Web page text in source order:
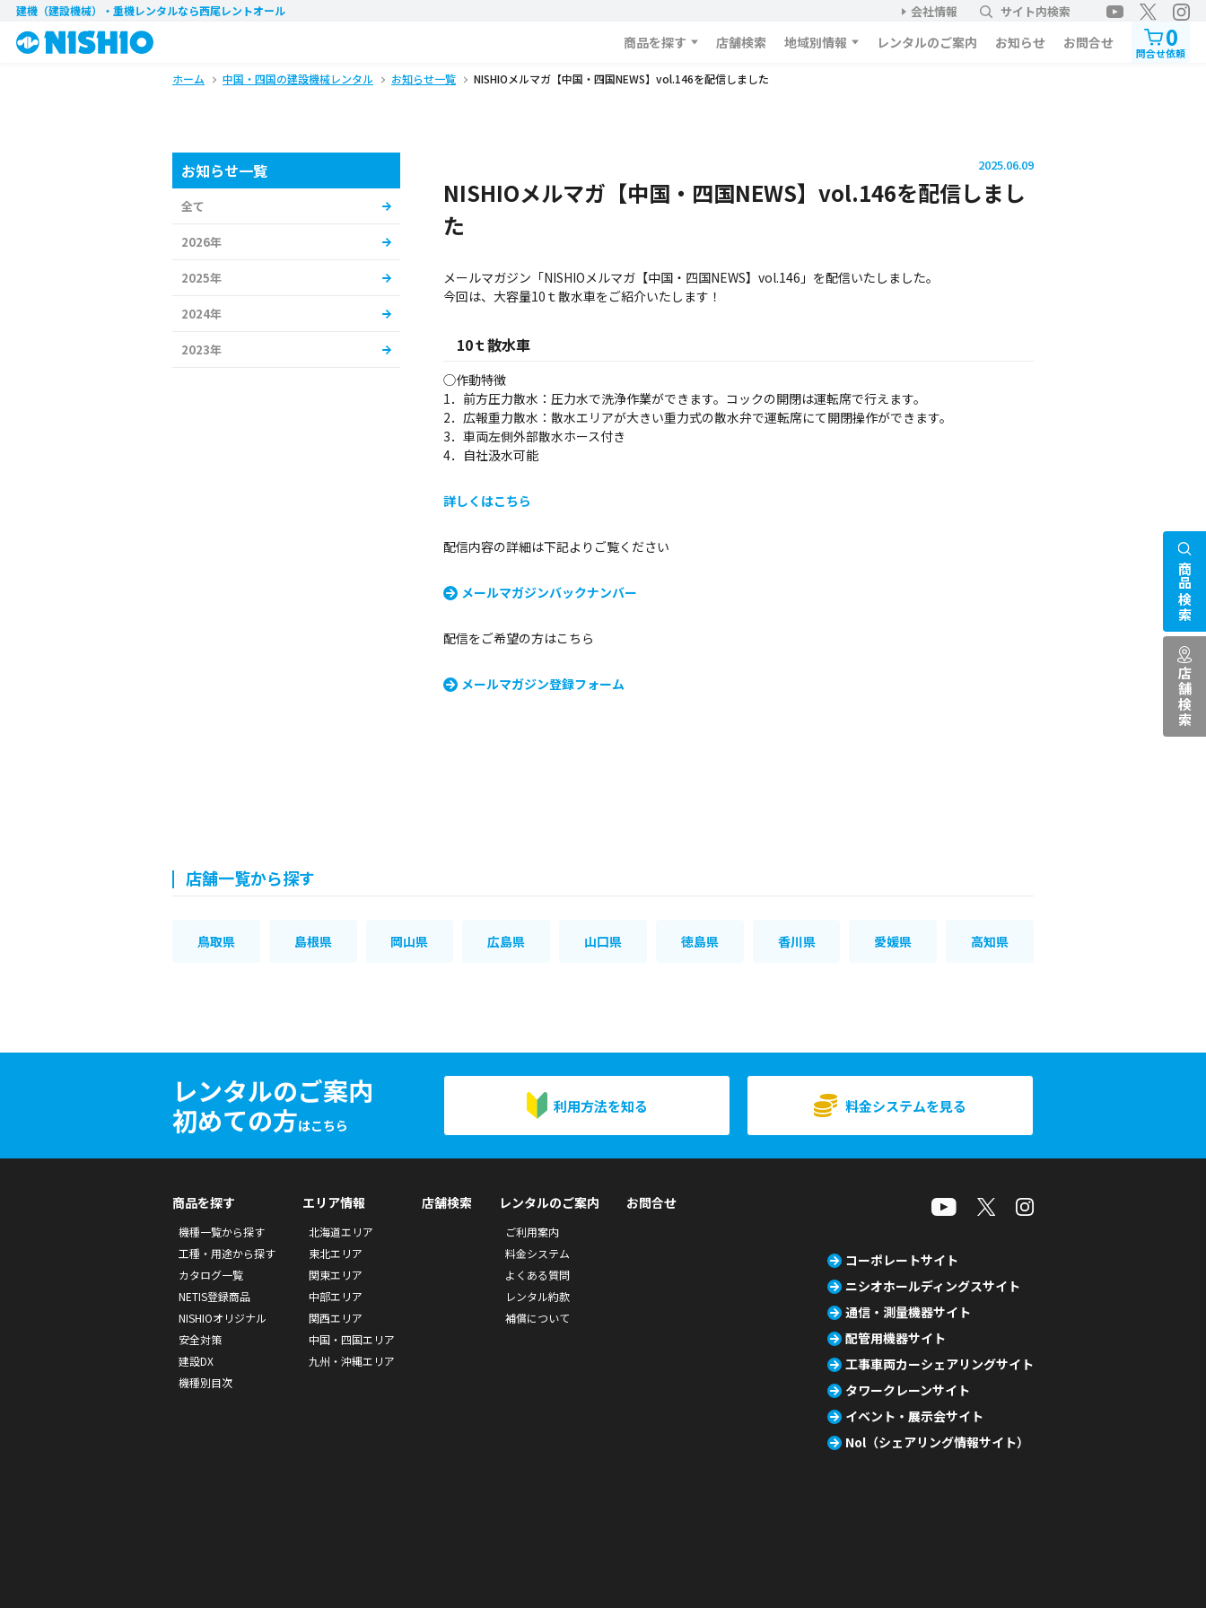
建機（建設機械）・重機レンタルなら西尾レントオール 会社情報 サイト内検索
商品を探す 店舗検索 地域別情報 レンタルのご案内 お知らせ お問合せ 0
問合せ依頼
ホーム 中国・四国の建設機械レンタル お知らせ一覧 NISHIOメルマガ【中国・四国NEWS】vol.146を配信しました
2025.06.09
NISHIOメルマガ【中国・四国NEWS】vol.146を配信しまし
た
メールマガジン「NISHIOメルマガ【中国・四国NEWS】vol.146」を配信いたしました。
今回は、大容量10ｔ散水車をご紹介いたします！
10ｔ散水車
◯作動特徴
1．前方圧力散水：圧力水で洗浄作業ができます。コックの開閉は運転席で行えます。
2．広報重力散水：散水エリアが大きい重力式の散水弁で運転席にて開閉操作ができます。
3．車両左側外部散水ホース付き
4．自社汲水可能
詳しくはこちら
配信内容の詳細は下記よりご覧ください
メールマガジンバックナンバー
配信をご希望の方はこちら
メールマガジン登録フォーム
お知らせ一覧
全て
2026年
2025年
2024年
2023年
店舗一覧から探す
鳥取県 島根県 岡山県 広島県 山口県 徳島県 香川県 愛媛県 高知県
レンタルのご案内
初めての方はこちら
利用方法を知る 料金システムを見る
商品検索
店舗検索
商品を探す
機種一覧から探す
工種・用途から探す
カタログ一覧
NETIS登録商品
NISHIOオリジナル
安全対策
建設DX
機種別目次
エリア情報
北海道エリア
東北エリア
関東エリア
中部エリア
関西エリア
中国・四国エリア
九州・沖縄エリア
店舗検索 レンタルのご案内
ご利用案内
料金システム
よくある質問
レンタル約款
補償について
お問合せ
コーポレートサイト
ニシオホールディングスサイト
通信・測量機器サイト
配管用機器サイト
工事車両カーシェアリングサイト
タワークレーンサイト
イベント・展示会サイト
Nol（シェアリング情報サイト）